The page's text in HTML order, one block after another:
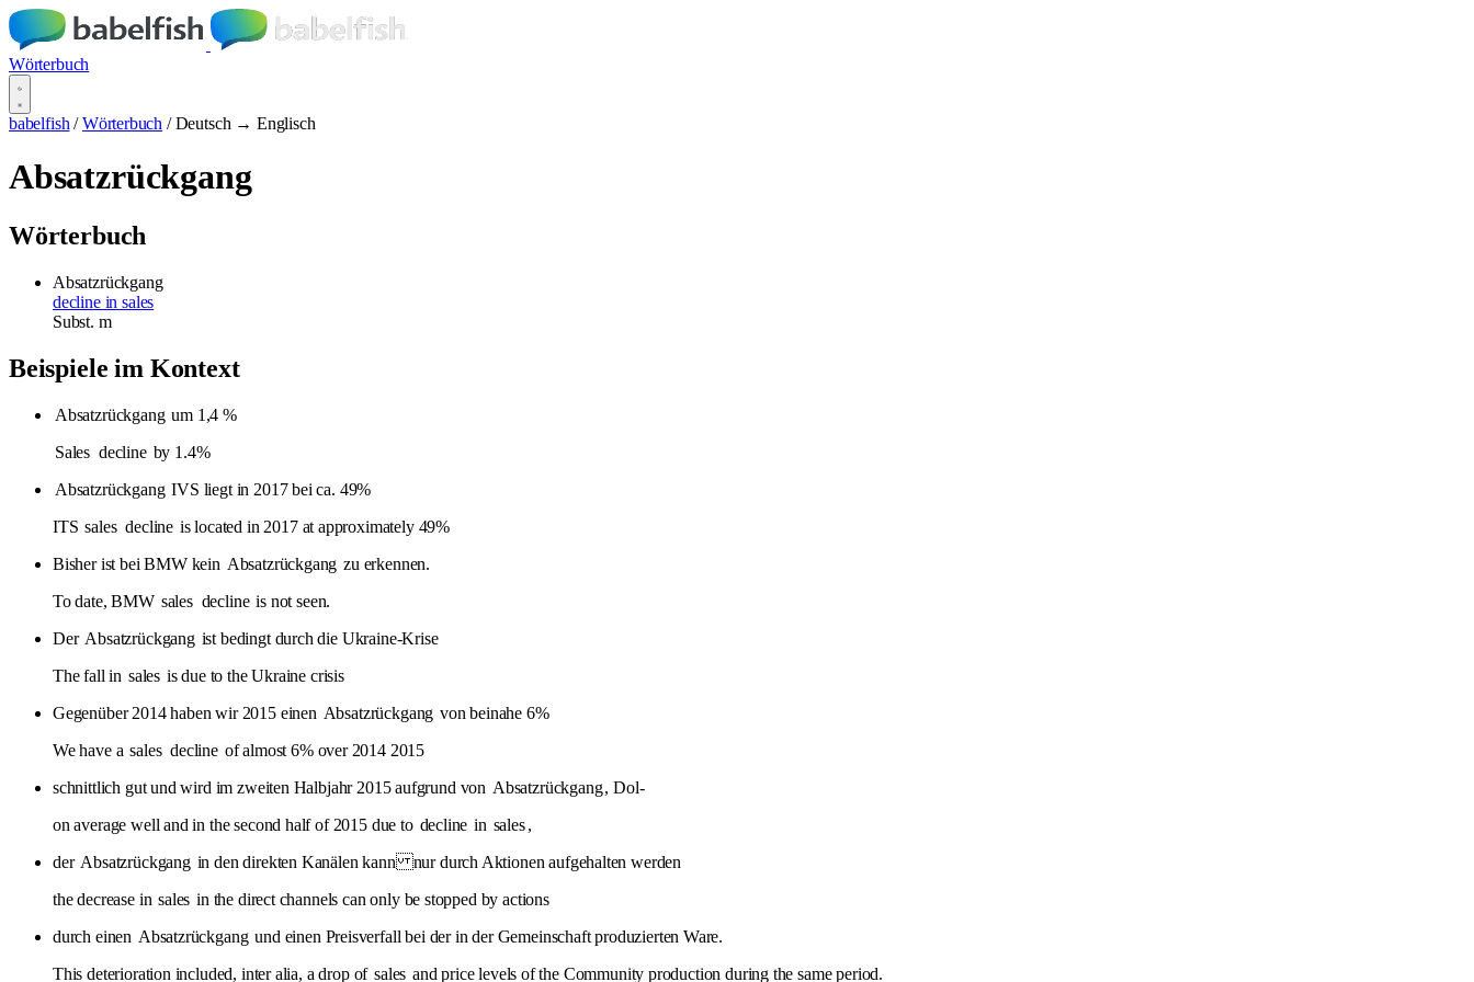
Wörterbuch
babelfish / Wörterbuch / Deutsch → Englisch
Absatzrückgang
Wörterbuch
Absatzrückgang
decline in sales
Subst. m
Beispiele im Kontext
Absatzrückgang um 1,4 %
Sales decline by 1.4%
Absatzrückgang IVS liegt in 2017 bei ca. 49%
ITS sales decline is located in 2017 at approximately 49%
Bisher ist bei BMW kein Absatzrückgang zu erkennen.
To date, BMW sales decline is not seen.
Der Absatzrückgang ist bedingt durch die Ukraine-Krise
The fall in sales is due to the Ukraine crisis
Gegenüber 2014 haben wir 2015 einen Absatzrückgang von beinahe 6%
We have a sales decline of almost 6% over 2014 2015
schnittlich gut und wird im zweiten Halbjahr 2015 aufgrund von Absatzrückgang, Dol-
on average well and in the second half of 2015 due to decline in sales,
der Absatzrückgang in den direkten Kanälen kann nur durch Aktionen aufgehalten werden
the decrease in sales in the direct channels can only be stopped by actions
durch einen Absatzrückgang und einen Preisverfall bei der in der Gemeinschaft produzierten Ware.
This deterioration included, inter alia, a drop of sales and price levels of the Community production during the same period.